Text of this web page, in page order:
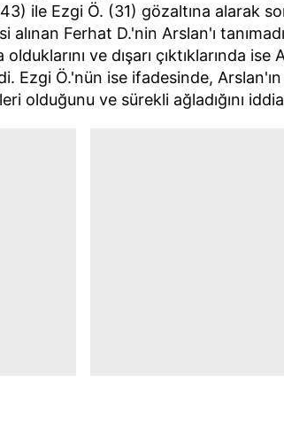
ile Ezgi Ö. (31) gözaltına alarak
Ferhat D.'nin Arslan'ı
ve dışarı çıktıklarında ise
Ezgi Ö.'nün ise ifadesinde,
olduğunu ve sürekli ağladığını